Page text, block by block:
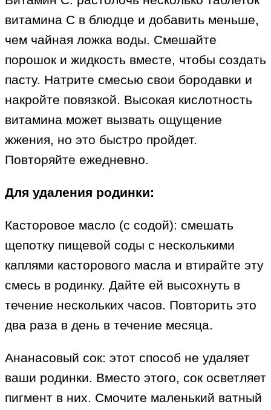
витамина С в блюдце и добавить меньше,
чем чайная ложка воды. Смешайте
порошок и жидкость вместе, чтобы создать
пасту. Натрите смесью свои бородавки и
накройте повязкой. Высокая кислотность
витамина может вызвать ощущение
жжения, но это быстро пройдет.
Повторяйте ежедневно.
Для удаления родинки:
Касторовое масло (с содой): смешать
щепотку пищевой соды с несколькими
каплями касторового масла и втирайте эту
смесь в родинку. Дайте ей высохнуть в
течение нескольких часов. Повторить это
два раза в день в течение месяца.
Ананасовый сок: этот способ не удаляет
ваши родинки. Вместо этого, сок осветляет
пигмент в них. Смочите маленький ватный